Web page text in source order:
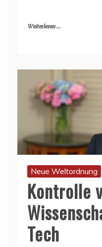
Weiterlesen ...
Neue Weltordnung
Kontrolle
Tech